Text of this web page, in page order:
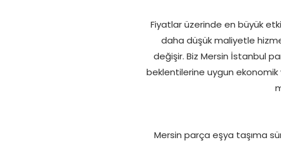
Fiyatlar üzerinde en büyük
daha düşük maliyetle
değişir. Biz Mersin İstanbul
beklentilerine uygun ekonomik
Mersin parça eşya taşıma